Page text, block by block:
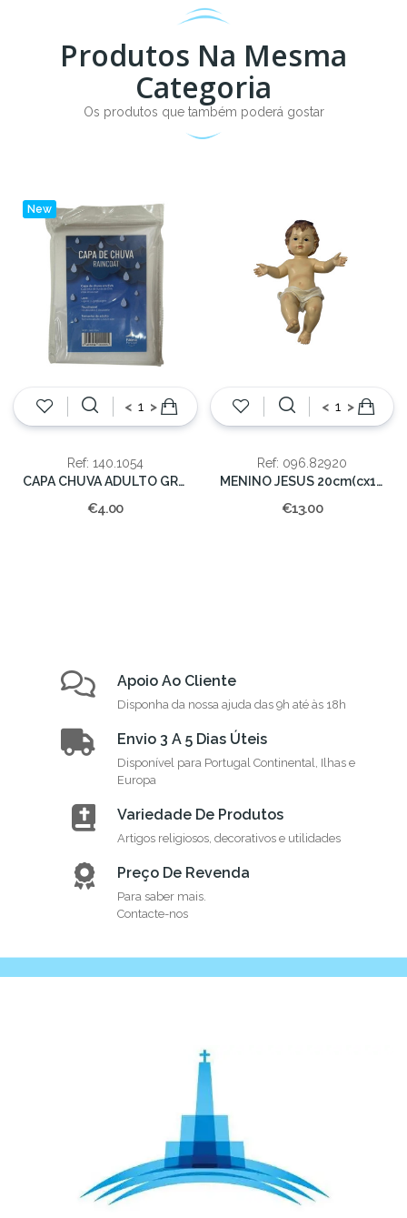
Produtos Na Mesma
Categoria
Os produtos que também poderá gostar
< >
New
Ref: 140.1054
CAPA CHUVA ADULTO GRANDE (EVA)12/60
€4.00
< >
Ref: 096.82920
MENINO JESUS 20cm(cx12)
€13.00
Apoio Ao Cliente
Disponha da nossa ajuda das 9h até às 18h
Envio 3 A 5 Dias Úteis
Disponível para Portugal Continental, Ilhas e
Europa
Variedade De Produtos
Artigos religiosos, decorativos e utilidades
Preço De Revenda
Para saber mais.
Contacte-nos